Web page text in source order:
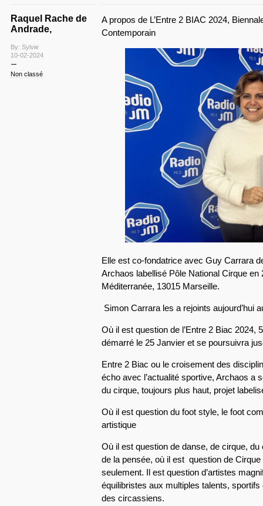
Raquel Rache de
Andrade,
By: Sylvie
10-02-2024
Non classé
A propos de L’Entre 2 BIAC 2024,
Contemporain
Elle est co-fondatrice avec Guy Carrara
Archaos labellisé Pôle National Cirque en
Méditerranée, 13015 Marseille.
Simon Carrara les a rejoints aujourd’hui
Où il est question de l’Entre 2 Biac 2024,
démarré le 25 Janvier et se poursuivra
Entre 2 Biac ou le croisement des
écho avec l’actualité sportive, Archaos a
du cirque, toujours plus haut, projet
Où il est question du foot style, le foot
artistique
Où il est question de danse, de cirque,
de la pensée, où il est question de
seulement. Il est question d’artistes
équilibristes aux multiples talents,
des circassiens.